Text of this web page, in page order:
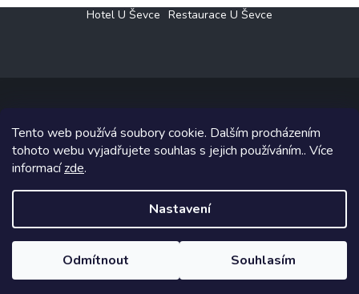
Tento web používá soubory cookie. Dalším procházením
tohoto webu vyjadřujete souhlas s jejich používáním.. Více
informacízde.
Nastavení
Odmítnout Souhlasím
Hotel U Ševce Restaurace U Ševce
Copyright 2026Elektro Klesný s.r.o.. Všechna práva vyhrazena.
Grafický návrh vytvořil a na Shoptet implementoval
Shoptetak.cz.
Vytvořil Shoptet